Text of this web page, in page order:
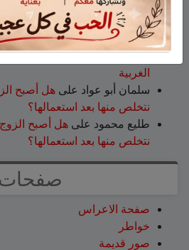
عزاتعلى
تخريج 14
جمعية نحالي الحرمون
عقاب ابو شاهينعلىالجولاني
تسلق قمة مون بلان ويقود فريقاً
الغربية
سلمان أبو عواد على هل أصبح
نتخلص منها بعد استعمالها؟
طليع محمود على هل أصبح
نتخلص منها بعد استعمالها؟
صفحات
صفحة الاعراس
خواطر
صور قديمة